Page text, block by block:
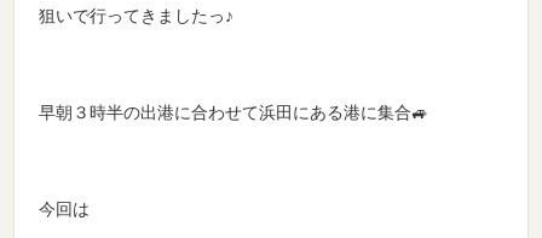
狙いで行ってきましたっ♪
早朝３時半の出港に合わせて浜田にある港に集合🚙
今回は